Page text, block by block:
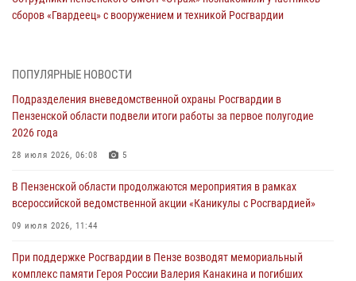
сборов «Гвардеец» с вооружением и техникой Росгвардии
В Пензе сотрудники Росгвардии оказали помощь
05 августа 2026, 04:00
В Пензе при силовой поддержке Росгвардии пресечена
деятельность ОПГ, маскировавшейся под реабилитационный центр
4
В Управлении Росгвардии по Пензенской области подвели итоги
04 августа 2026, 06:08
ПОПУЛЯРНЫЕ НОВОСТИ
Подразделения вневедомственной охраны Росгвардии в
Пензенской области подвели итоги работы за первое полугодие
2026 года
28 июля 2026, 06:08 5
В Пензенской области продолжаются мероприятия в рамках
всероссийской ведомственной акции «Каникулы с Росгвардией»
09 июля 2026, 11:44
При поддержке Росгвардии в Пензе возводят мемориальный
комплекс памяти Героя России Валерия Канакина и погибших